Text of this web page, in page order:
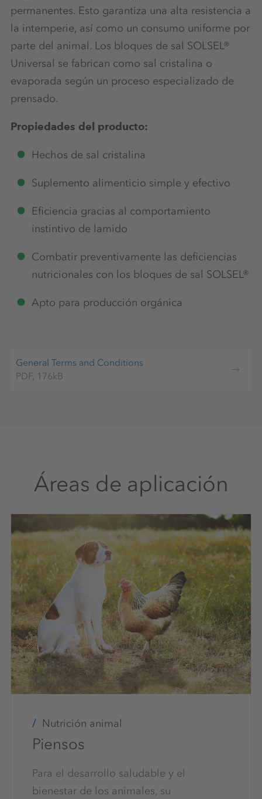
permanentes. Esto garantiza una alta resistencia a
la intemperie, así como un consumo uniforme por
parte del animal. Los bloques de sal SOLSEL®
Universal se fabrican como sal cristalina o
evaporada según un proceso especializado de
prensado.
Propiedades del producto:
Hechos de sal cristalina
Suplemento alimenticio simple y efectivo
Eficiencia gracias al comportamiento
instintivo de lamido
Combatir preventivamente las deficiencias
nutricionales con los bloques de sal SOLSEL®
Apto para producción orgánica
General Terms and Conditions
PDF, 176kB
Áreas de aplicación
Nutrición animal
Piensos
Para el desarrollo saludable y el
bienestar de los animales, su